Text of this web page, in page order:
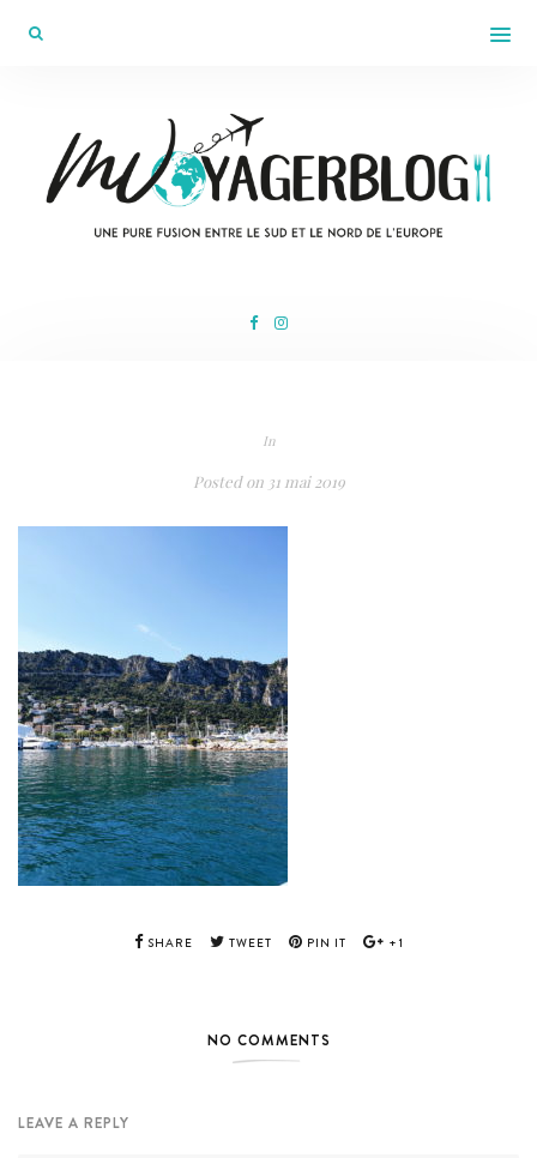
In
Posted on31 mai 2019
SHARE TWEET PIN IT +1
NO COMMENTS
LEAVE A REPLY